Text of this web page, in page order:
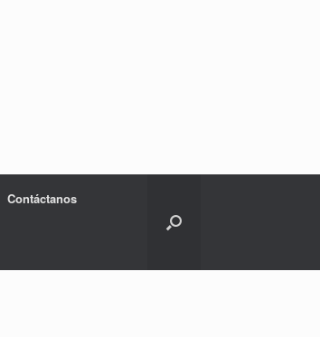
Contáctanos